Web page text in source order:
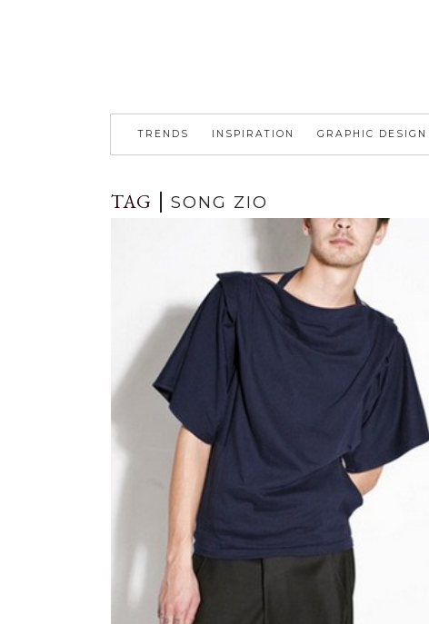
TRENDS INSPIRATION GRAPHIC DESIGN
TAG SONG ZIO